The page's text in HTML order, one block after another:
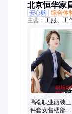
北京恒华家
安心购
综合体
主营： 工服、工
工装、厂服、
衣、帽衫、卫
衣、厨师服、
高端职业西装三
件套女售楼部管